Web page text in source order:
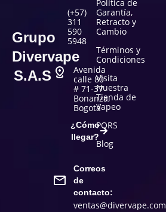
Grupo
Divervape
S.A.S
(+57)
311
590
5948
Avenida
calle 80
# 71-37
Bonanza,
Bogotá
¿Cómo
llegar?
Correos
de
contacto:
ventas@divervape.com
Política de
Garantía,
Retracto y
Cambio
Términos y
Condiciones
Visita
Nuestra
Tienda de
Vapeo
PQRS
Blog